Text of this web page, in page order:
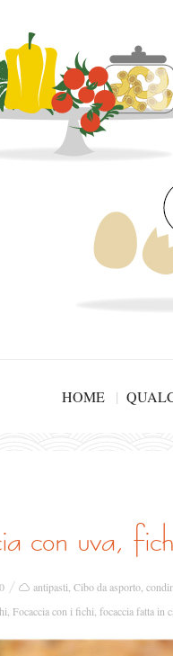
HOME
con uva,
0 antipasti Cibo da asporto
Focaccia con i fichi focaccia fatta in